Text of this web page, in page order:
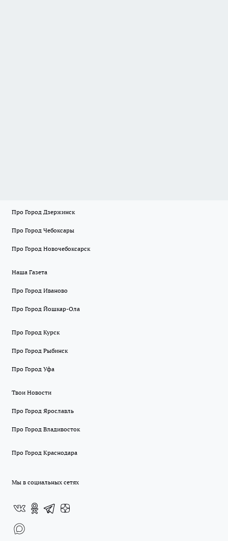
Про Город Дзержинск
Про Город Чебоксары
Про Город Новочебоксарск
Наша Газета
Про Город Иваново
Про Город Йошкар-Ола
Про Город Курск
Про Город Рыбинск
Про Город Уфа
Твои Новости
Про Город Ярославль
Про Город Владивосток
Про Город Краснодара
Мы в социальных сетях